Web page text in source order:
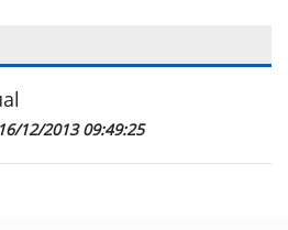
16/12/2013 09:49:25